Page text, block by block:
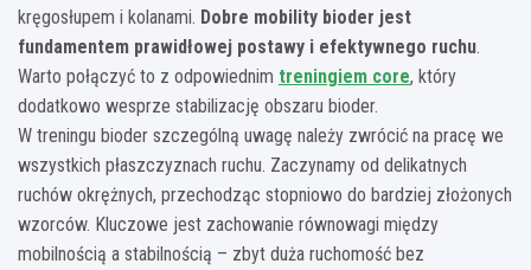
kręgosłupem i kolanami. Dobre mobility bioder jest
fundamentem prawidłowej postawy i efektywnego ruchu.
Warto połączyć to z odpowiednim treningiem core, który
dodatkowo wesprze stabilizację obszaru bioder.
W treningu bioder szczególną uwagę należy zwrócić na pracę we
wszystkich płaszczyznach ruchu. Zaczynamy od delikatnych
ruchów okrężnych, przechodząc stopniowo do bardziej złożonych
wzorców. Kluczowe jest zachowanie równowagi między
mobilnością a stabilnością – zbyt duża ruchomość bez